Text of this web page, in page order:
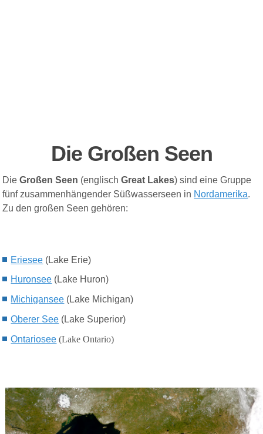
Die Großen Seen
DieGroßen Seen (englischGreat Lakes) sind eine Gruppe
fünf zusammenhängender Süßwasserseen in Nordamerika.
Zu den großen Seen gehören:
Eriesee (Lake Erie)
Huronsee (Lake Huron)
Michigansee (Lake Michigan)
Oberer See (Lake Superior)
Ontariosee (Lake Ontario)